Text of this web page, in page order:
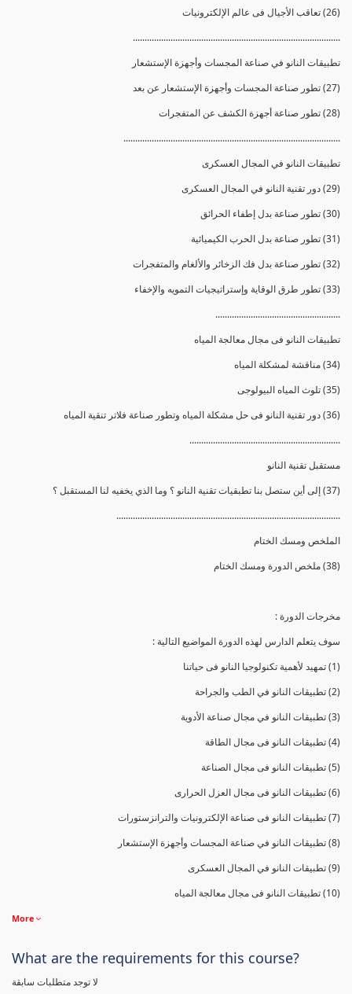
(26) تعاقب الأجيال فى عالم الإلكترونيات
........................................................................................
تطبيقات النانو في صناعة المجسات وأجهزة الإستشعار
(27) تطور صناعة المجسات وأجهزة الإستشعار عن بعد
(28) تطور صناعة أجهزة الكشف عن المتفجرات
............................................................................................
تطبيقات النانو في المجال العسكرى
(29) دور تقنية النانو في المجال العسكرى
(30) تطور صناعة بدل إطفاء الحرائق
(31) تطور صناعة بدل الحرب الكيميائية
(32) تطور صناعة بدل فك الزخائر والألغام والمتفجرات
(33) تطور طرق الوقاية وإستراتيجيات التمويه والإخفاء
.....................................................
تطبيقات النانو فى مجال معالجة المياه
(34) مناقشة لمشكلة المياه
(35) تلوث المياه البيولوجى
(36) دور تقنية النانو فى حل مشكلة المياه وتطور صناعة فلاتر تنقية المياه
................................................................
مستقبل تقنية النانو
(37) إلى أين ستصل بنا تطبقيات تقنية النانو ؟ وما الذي يخفيه لنا المستقبل ؟
...............................................................................................
الملخص ومسك الختام
(38) ملخص الدورة ومسك الختام
مخرجات الدورة :
سوف يتعلم الدارس لهذه الدورة المواضيع التالية :
(1) تمهيد لأهمية تكنولوجيا النانو فى حياتنا
(2) تطبيقات النانو في الطب والجراحة
(3) تطبيقات النانو في مجال صناعة الأدوية
(4) تطبيقات النانو فى مجال الطاقة
(5) تطبيقات النانو فى مجال الصناعة
(6) تطبيقات النانو فى مجال العزل الحرارى
(7) تطبيقات النانو فى صناعة الإلكترونيات والترانزستورات
(8) تطبيقات النانو في صناعة المجسات وأجهزة الإستشعار
(9) تطبيقات النانو في المجال العسكرى
(10) تطبيقات النانو فى مجال معالجة المياه
More
What are the requirements for this course?
لا توجد متطلبات سابقة